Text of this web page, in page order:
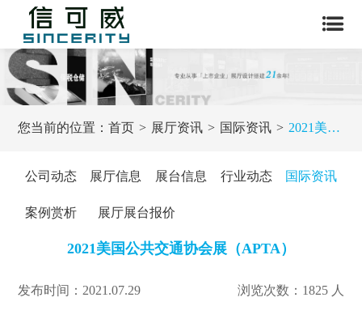
您当前的位置：首页 展厅资讯 国际资讯 2021美国公共交通协会展（APTA）
公司动态 展厅信息 展台信息 行业动态 国际资讯
案例赏析 展厅展台报价
2021美国公共交通协会展（APTA）
发布时间：2021.07.29 浏览次数：1825 人